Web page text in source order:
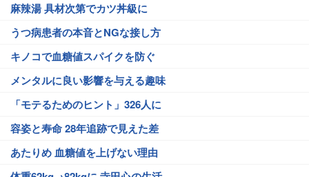
麻辣湯 具材次第でカツ丼級に
うつ病患者の本音とNGな接し方
キノコで血糖値スパイクを防ぐ
メンタルに良い影響を与える趣味
「モテるためのヒント」326人に
容姿と寿命 28年追跡で見えた差
あたりめ 血糖値を上げない理由